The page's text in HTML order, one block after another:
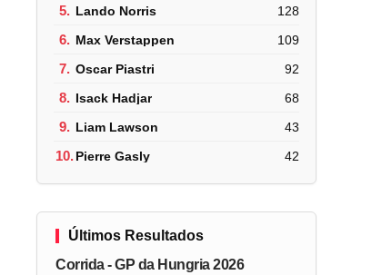
5. Lando Norris 128
6. Max Verstappen 109
7. Oscar Piastri 92
8. Isack Hadjar 68
9. Liam Lawson 43
10.Pierre Gasly 42
Últimos Resultados
Corrida - GP da Hungria 2026